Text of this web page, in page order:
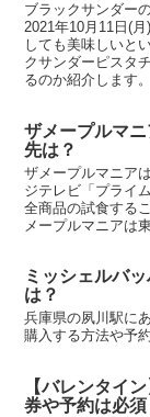
ブラックサンダー
2021年10月11日(
しても美味しいと
クサンダーピスタ
るのか紹介します。
ザメープルマ
先は？
ザメープルマニア
ジテレビ「プライ
全商品の試食する
メープルマニアは
ミッシェルバ
は？
兵庫県の夙川駅に
購入する方法や予
【バレンタイ
券や予約は必須